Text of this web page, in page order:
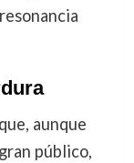
aunque
público,